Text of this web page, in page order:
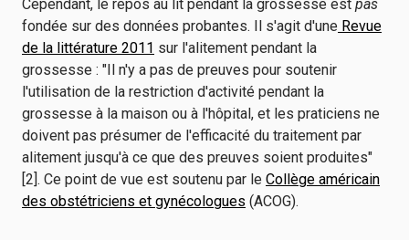
Cependant, le repos au lit pendant la grossesse est pas
fondée sur des données probantes. Il s'agit d'une Revue
de la littérature 2011 sur l'alitement pendant la
grossesse : "Il n'y a pas de preuves pour soutenir
l'utilisation de la restriction d'activité pendant la
grossesse à la maison ou à l'hôpital, et les praticiens ne
doivent pas présumer de l'efficacité du traitement par
alitement jusqu'à ce que des preuves soient produites"
[2]. Ce point de vue est soutenu par le Collège américain
des obstétriciens et gynécologues (ACOG).